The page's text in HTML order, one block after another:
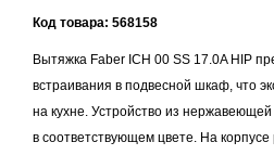
Код товара: 568158
Вытяжка Faber ICH 00 SS 17.0A HIP
встраивания в подвесной шкаф, что
на кухне. Устройство из
в соответствующем цвете. На